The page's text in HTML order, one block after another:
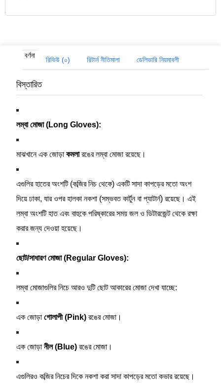
বর্ণনা
রিভিউ (০) রিটার্ন নীতিমালা ডেলিভারি নিয়মাবলী
বিস্তারিত
লম্বা মোজা (Long Gloves):
মাঝখানে এক জোড়াকমলারঙের লম্বা মোজা রয়েছে।
এগুলির হাতের অংশটি (কব্জির নিচ থেকে) একটি সাদা কাপড়ের মতো অংশ
দিয়ে ঢাকা, যার ওপর হালকা নকশা (সম্ভবত কার্টুন বা প্যাটার্ন) রয়েছে। এই
লম্বা অংশটি হাত এবং বাহুকে পরিষ্কারের সময় জল ও ডিটারজেন্ট থেকে রক্ষা
করার জন্য দেওয়া হয়েছে।
ছোট/সাধারণ মোজা (Regular Gloves):
লম্বা মোজাগুলির নিচে আরও দুটি ছোট আকারের মোজা দেখা যাচ্ছে:
এক জোড়াগোলাপী (Pink) রঙের মোজা।
এক জোড়ানীল (Blue) রঙের মোজা।
এগুলিরও কব্জির নিচের দিকে নকশা করা সাদা কাপড়ের মতো কভার রয়েছে।